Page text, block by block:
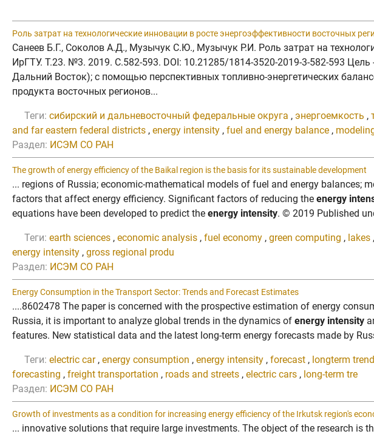
Роль затрат на технологические инновации в росте энергоэффективности восточных
Санеев Б.Г., Соколов А.Д., Музычук С.Ю., Музычук Р.И. Роль затрат на
ИрГТУ. Т.23. №3. 2019. C.582-593. DOI: 10.21285/1814-3520-2019-3-582-593
Дальний Восток); с помощью перспективных топливно-энергетических
продукта восточных регионов...
Теги: сибирский и дальневосточный федеральные округа , энергоемкость ,
and far eastern federal districts , energy intensity , fuel and energy balance ,
Раздел: ИСЭМ СО РАН
The growth of energy efficiency of the Baikal region is the basis for its sustainable development
... regions of Russia; economic-mathematical models of fuel and energy
factors that affect energy efficiency. Significant factors of reducing the energy
equations have been developed to predict the energy intensity. © 2019 Published
Теги: earth sciences , economic analysis , fuel economy , green computing , lakes ,
energy intensity , gross regional produ
Раздел: ИСЭМ СО РАН
Energy Consumption in the Transport Sector: Trends and Forecast Estimates
....8602478 The paper is concerned with the prospective estimation of energy
Russia, it is important to analyze global trends in the dynamics of energy intensity
features. New statistical data and the latest long-term energy forecasts made by
Теги: electric car, energy consumption , energy intensity , forecast , longterm
forecasting , freight transportation , roads and streets , electric cars , long-term tre
Раздел: ИСЭМ СО РАН
Growth of investments as a condition for increasing energy efficiency of the Irkutsk region's
... innovative solutions that require large investments. The object of the research